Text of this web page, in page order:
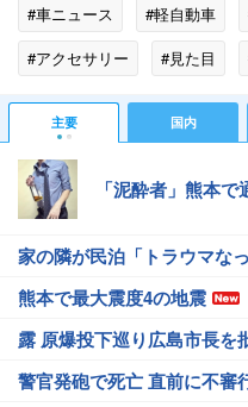
#車ニュース #軽自動車
#アクセサリー
#見た目
#スピーカー
#ガソリン
#不正アプリ
主要 国内
「泥酔者」熊本
家の隣が民泊「トラウマなっ
熊本で最大震度4の地震
露 原爆投下巡り広島市長を
警官発砲で死亡 直前に不審